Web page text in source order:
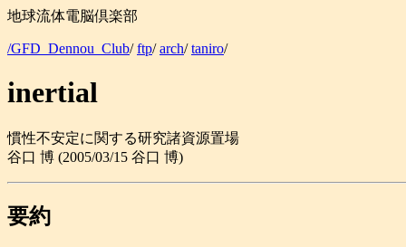
地球流体電脳倶楽部
/GFD_Dennou_Club/ftp/arch/taniro/
inertial
慣性不安定に関する研究諸資源置場
谷口 博 (2005/03/15 谷口 博)
要約